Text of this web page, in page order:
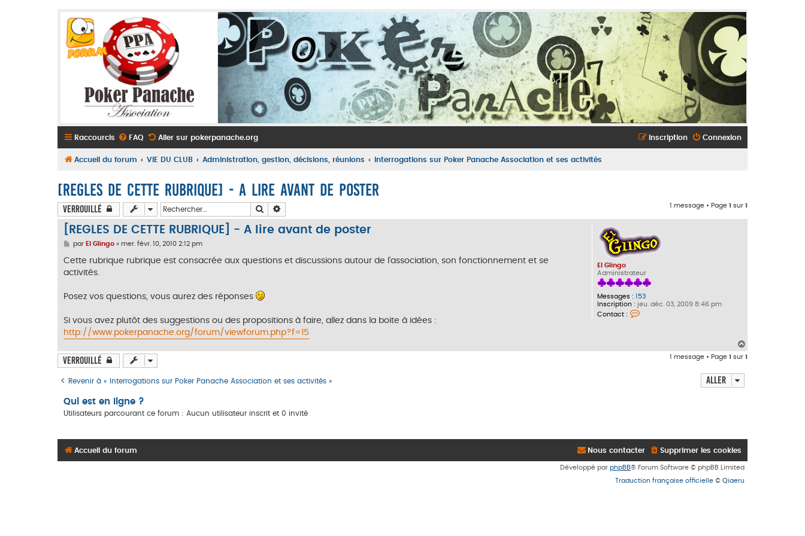
Raccourcis FAQ Aller sur pokerpanache.org Connexion
Inscription
Accueil du forum VIE DU CLUB Administration, gestion, décisions, réunions Interrogations sur Poker Panache Association et ses activités
[REGLES DE CETTE RUBRIQUE] - A lire avant de poster
Verrouillé Rechercher 1 message • Page 1 sur 1
El Glingo
Administrateur
Messages : 153
Inscription : jeu. déc. 03, 2009 8:46 pm
Contact :
c
[REGLES DE CETTE RUBRIQUE] - A lire avant de poster
M
s
a
par El Glingo» mer. févr. 10, 2010 2:12 pm
Cette rubrique rubrique est consacrée aux questions et discussions autour de l'association, son fonctionnement et se
activités.
Posez vos questions, vous aurez des réponses
Si vous avez plutôt des suggestions ou des propositions à faire, allez dans la boite à idées :
http://www.pokerpanache.org/forum/viewforum.php?f=15
a
u
Verrouillé 1 message • Page 1 sur 1
Revenir à « Interrogations sur Poker Panache Association et ses activités » Aller
Qui est en ligne ?
Utilisateurs parcourant ce forum : Aucun utilisateur inscrit et 0 invité
Accueil du forum Supprimer les cookies
Nous contacter
Développé par phpBB® Forum Software © phpBB Limited
Traduction française officielle © Qiaeru